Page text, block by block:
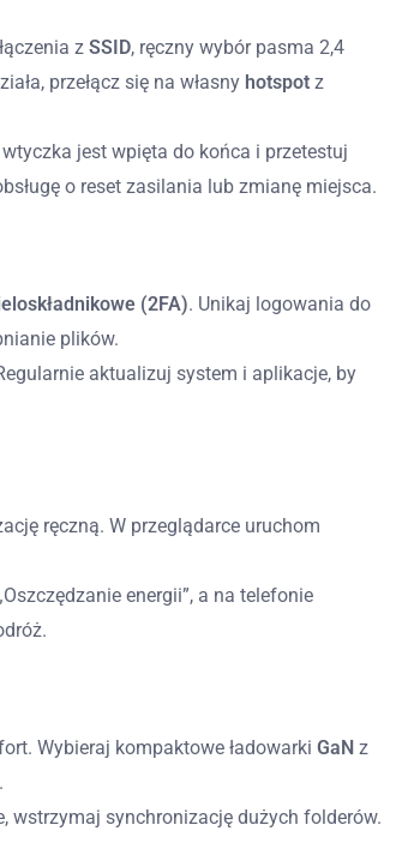
z SSID, ręczny wybór pasma 2,4
przełącz się na własny hotspot z
jest wpięta do końca i przetestuj
o reset zasilania lub zmianę miejsca.
(2FA). Unikaj logowania do
plików.
aktualizuj system i aplikacje, by
ręczną. W przeglądarce uruchom
energii”, a na telefonie
Wybieraj kompaktowe ładowarki GaN z
wstrzymaj synchronizację dużych folderów.